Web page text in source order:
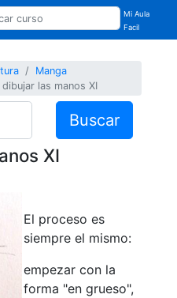
Mi Aula
Facil
Manga
las manos XI
Buscar
XI
El proceso es
siempre el mismo:
empezar con la
forma "en grueso",